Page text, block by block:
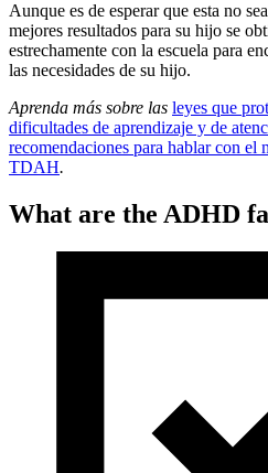
Aunque es de esperar que esta no
mejores resultados para su hijo se
estrechamente con la escuela para
las necesidades de su hijo.
Aprenda más sobre las leyes que
dificultades de aprendizaje y de
recomendaciones para hablar con el
TDAH.
What are the ADHD